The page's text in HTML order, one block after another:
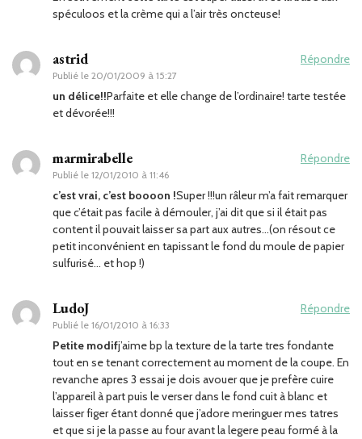
spéculoos et la crème qui a l’air très oncteuse!
astrid
Publié le 20/01/2009 à 15:27
Répondre
un délice!!Parfaite et elle change de l’ordinaire! tarte testée
et dévorée!!!
marmirabelle
Publié le 12/01/2010 à 11:46
Répondre
c’est vrai, c’est boooon !Super !!!un râleur m’a fait remarquer
que c’était pas facile à démouler, j’ai dit que si il était pas
content il pouvait laisser sa part aux autres…(on résout ce
petit inconvénient en tapissant le fond du moule de papier
sulfurisé… et hop !)
LudoJ
Publié le 16/01/2010 à 16:33
Répondre
Petite modifj’aime bp la texture de la tarte tres fondante
tout en se tenant correctement au moment de la coupe. En
revanche apres 3 essai je dois avouer que je prefère cuire
l’appareil à part puis le verser dans le fond cuit à blanc et
laisser figer étant donné que j’adore meringuer mes tatres
et que si je la passe au four avant la legere peau formé à la